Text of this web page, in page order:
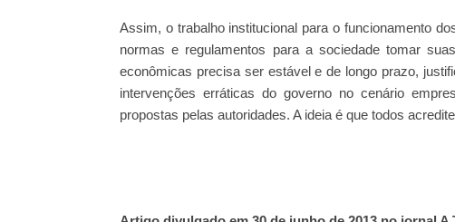
Assim, o trabalho institucional para o funcionamento
normas e regulamentos para a sociedade tomar
econômicas precisa ser estável e de longo prazo,
intervenções erráticas do governo no cenário
propostas pelas autoridades. A ideia é que todos